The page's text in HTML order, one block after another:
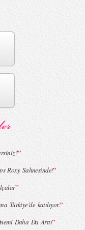
- Zeynep Erdoğan 2015 Yaz
Bekrek 2015 Yaz Koleksiyonu
”
Roxy Sahnesinde!”
”
Türkiye'de katılıyor.”
Daha Da Arttı”